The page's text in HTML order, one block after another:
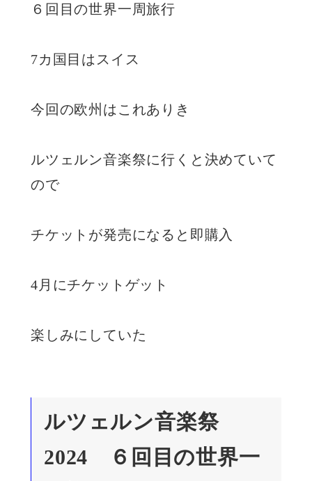
６回目の世界一周旅行
7カ国目はスイス
今回の欧州はこれありき
ルツェルン音楽祭に行くと決めていて
ので
チケットが発売になると即購入
4月にチケットゲット
楽しみにしていた
ルツェルン音楽祭
2024 ６回目の世界一